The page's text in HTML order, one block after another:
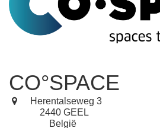
CO°SPACE
Herentalseweg 3
2440 GEEL
België